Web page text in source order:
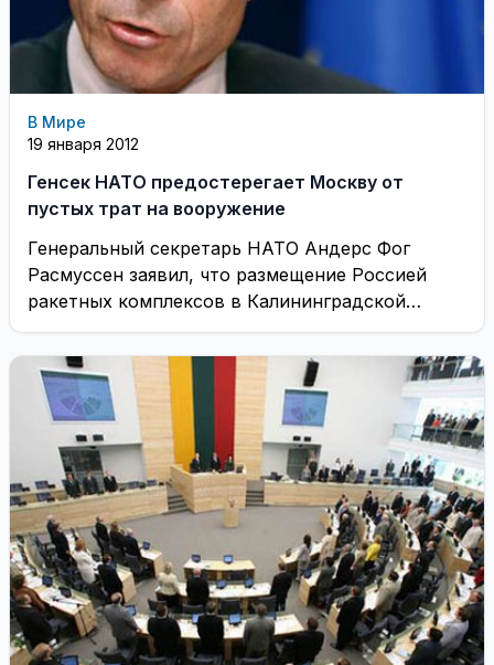
В Мире
19 января 2012
Генсек НАТО предостерегает Москву от
пустых трат на вооружение
Генеральный секретарь НАТО Андерс Фог
Расмуссен заявил, что размещение Россией
ракетных комплексов в Калининградской
области — пустая трата финансовых ресурсов